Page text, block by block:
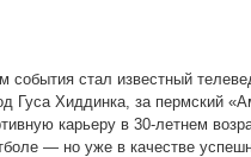
события стал известный
Гуса Хиддинка, за пермский
карьеру в 30-летнем
— но уже в качестве